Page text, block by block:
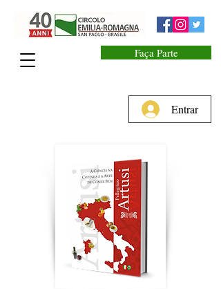
Faça Parte
Entrar